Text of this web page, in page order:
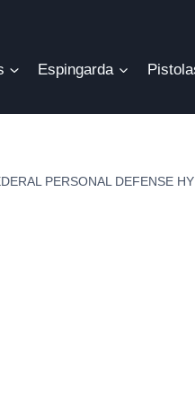
Espingarda
PERSONAL DEFENSE